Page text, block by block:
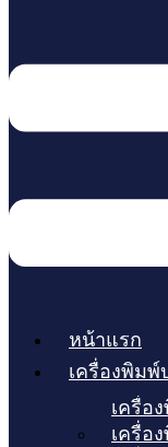
หน้าแรก
เครื่องพิมพ์
เครื่อ
เครื่อ